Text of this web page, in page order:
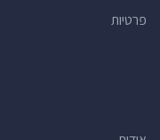
פרטיות